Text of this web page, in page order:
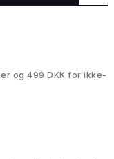
og 499 DKK for ikke-